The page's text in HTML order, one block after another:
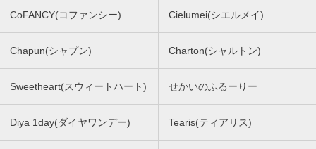
CoFANCY(コファンシー) Cielumei(シエルメイ)
Chapun(シャプン) Charton(シャルトン)
Sweetheart(スウィートハート) せかいのふるーりー
Diya 1day(ダイヤワンデー) Tearis(ティアリス)